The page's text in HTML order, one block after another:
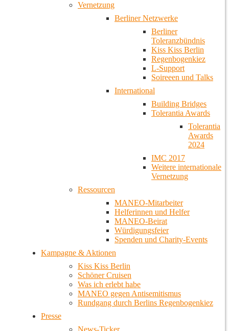
Vernetzung
Berliner Netzwerke
Berliner
Toleranzbündnis
Kiss Kiss Berlin
Regenbogenkiez
L-Support
Soireeen und Talks
International
Building Bridges
Tolerantia Awards
Tolerantia
Awards
2024
IMC 2017
Weitere internationale
Vernetzung
Ressourcen
MANEO-Mitarbeiter
Helferinnen und Helfer
MANEO-Beirat
Würdigungsfeier
Spenden und Charity-Events
Kampagne & Aktionen
Kiss Kiss Berlin
Schöner Cruisen
Was ich erlebt habe
MANEO gegen Antisemitismus
Rundgang durch Berlins Regenbogenkiez
Presse
News-Ticker